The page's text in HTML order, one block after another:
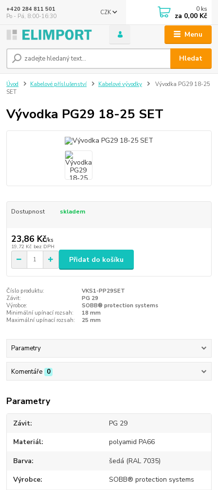
Menu
CZK
Hledat
+420 284 811 501
Po - Pá, 8:00-16:30
0 ks
za 0,00 Kč
Úvod Kabelové příslušenství Kabelové vývodky
Vývodka PG29 18-25
SET
Vývodka PG29 18-25 SET
Dostupnost skladem
23,86 Kč/ks
19,72 Kč bez DPH
Přidat do košíku
Číslo produktu:
VKS1-PP29SET
Závit:
PG 29
Výrobce:
SOBB® protection systems
Minimální upínací rozsah:
18 mm
Maximální upínací rozsah:
25 mm
Parametry
Komentáře 0
Parametry
Závit PG 29
Materiál polyamid PA66
Barva šedá (RAL 7035)
Výrobce SOBB® protection systems